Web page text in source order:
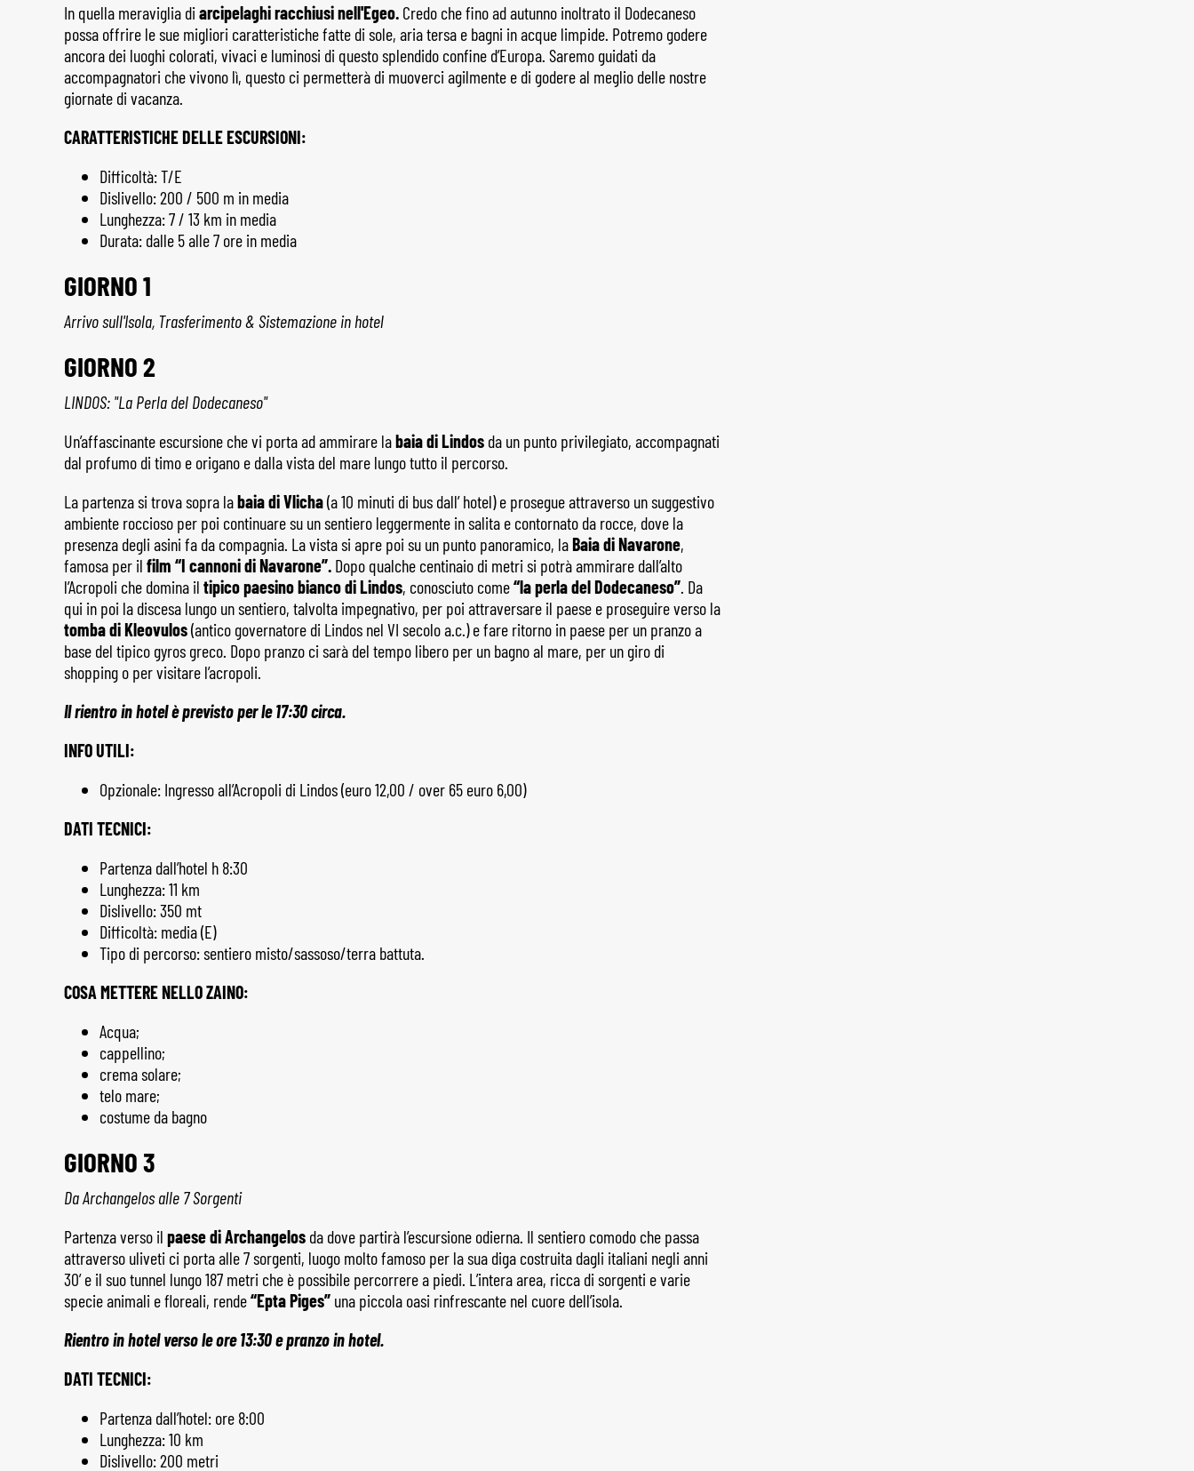
In quella meraviglia di arcipelaghi racchiusi nell'Egeo. Credo che fino ad autunno inoltrato il Dodecaneso
possa offrire le sue migliori caratteristiche fatte di sole, aria tersa e bagni in acque limpide. Potremo godere
ancora dei luoghi colorati, vivaci e luminosi di questo splendido confine d’Europa. Saremo guidati da
accompagnatori che vivono lì, questo ci permetterà di muoverci agilmente e di godere al meglio delle nostre
giornate di vacanza.
CARATTERISTICHE DELLE ESCURSIONI:
Difficoltà: T/E
Dislivello: 200 / 500 m in media
Lunghezza: 7 / 13 km in media
Durata: dalle 5 alle 7 ore in media
GIORNO 1
Arrivo sull'Isola, Trasferimento & Sistemazione in hotel
GIORNO 2
LINDOS: "La Perla del Dodecaneso"
Un’affascinante escursione che vi porta ad ammirare labaia di Lindos da un punto privilegiato, accompagnati
dal profumo di timo e origano e dalla vista del mare lungo tutto il percorso.
La partenza si trova sopra labaia di Vlicha(a 10 minuti di bus dall’ hotel) e prosegue attraverso un suggestivo
ambiente roccioso per poi continuare su un sentiero leggermente in salita e contornato da rocce, dove la
presenza degli asini fa da compagnia. La vista si apre poi su un punto panoramico, laBaia di Navarone,
famosa per il film “I cannoni di Navarone”. Dopo qualche centinaio di metri si potrà ammirare dall’alto
l’Acropoli che domina il tipico paesino bianco di Lindos, conosciuto come“la perla del Dodecaneso” . Da
qui in poi la discesa lungo un sentiero, talvolta impegnativo, per poi attraversare il paese e proseguire verso la
tomba di Kleovulos(antico governatore di Lindos nel VI secolo a.c.) e fare ritorno in paese per un pranzo a
base del tipico gyros greco. Dopo pranzo ci sarà del tempo libero per un bagno al mare, per un giro di
shopping o per visitare l’acropoli.
Il rientro in hotel è previsto per le 17:30 circa.
INFO UTILI:
Opzionale: Ingresso all’Acropoli di Lindos (euro 12,00 / over 65 euro 6,00)
DATI TECNICI:
Partenza dall’hotel h 8:30
Lunghezza: 11 km
Dislivello: 350 mt
Difficoltà: media (E)
Tipo di percorso: sentiero misto/sassoso/terra battuta.
COSA METTERE NELLO ZAINO:
Acqua;
cappellino;
crema solare;
telo mare;
costume da bagno
GIORNO 3
Da Archangelos alle 7 Sorgenti
Partenza verso il paese di Archangelos da dove partirà l’escursione odierna. Il sentiero comodo che passa
attraverso uliveti ci porta alle 7 sorgenti, luogo molto famoso per la sua diga costruita dagli italiani negli anni
30’ e il suo tunnel lungo 187 metri che è possibile percorrere a piedi. L’intera area, ricca di sorgenti e varie
specie animali e floreali, rende“Epta Piges” una piccola oasi rinfrescante nel cuore dell’isola.
Rientro in hotel verso le ore 13:30 e pranzo in hotel.
DATI TECNICI:
Partenza dall’hotel: ore 8:00
Lunghezza: 10 km
Dislivello: 200 metri